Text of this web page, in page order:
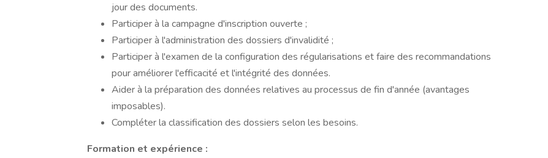
jour des documents.
Participer à la campagne d'inscription ouverte ;
Participer à l'administration des dossiers d'invalidité ;
Participer à l'examen de la configuration des régularisations et faire des recommandations
pour améliorer l'efficacité et l'intégrité des données.
Aider à la préparation des données relatives au processus de fin d'année (avantages
imposables).
Compléter la classification des dossiers selon les besoins.
Formation et expérience :